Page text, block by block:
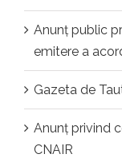
Anunț public
emitere a
Gazeta de
Anunț privind
CNAIR